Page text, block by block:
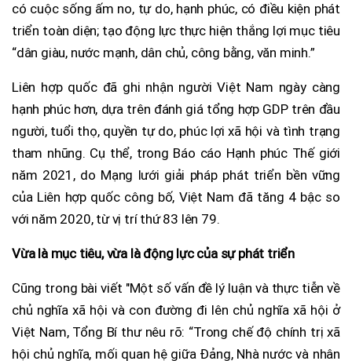
có cuộc sống ấm no, tự do, hạnh phúc, có điều kiện phát
triển toàn diện; tạo động lực thực hiện thắng lợi mục tiêu
“dân giàu, nước mạnh, dân chủ, công bằng, văn minh.”
Liên hợp quốc đã ghi nhận người Việt Nam ngày càng
hạnh phúc hơn, dựa trên đánh giá tổng hợp GDP trên đầu
người, tuổi thọ, quyền tự do, phúc lợi xã hội và tình trạng
tham nhũng. Cụ thể, trong Báo cáo Hạnh phúc Thế giới
năm 2021, do Mạng lưới giải pháp phát triển bền vững
của Liên hợp quốc công bố, Việt Nam đã tăng 4 bậc so
với năm 2020, từ vị trí thứ 83 lên 79.
Vừa là mục tiêu, vừa là động lực của sự phát triển
Cũng trong bài viết "Một số vấn đề lý luận và thực tiễn về
chủ nghĩa xã hội và con đường đi lên chủ nghĩa xã hội ở
Việt Nam, Tổng Bí thư nêu rõ: “Trong chế độ chính trị xã
hội chủ nghĩa, mối quan hệ giữa Đảng, Nhà nước và nhân